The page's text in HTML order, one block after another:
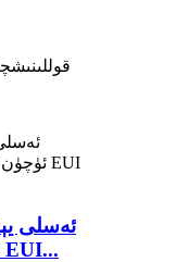
5.
EUI...